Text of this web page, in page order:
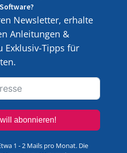
Newsletter, erhalte
Anleitungen &
Exklusiv-Tipps für
abonnieren!
1 - 2 Mails pro Monat. Die